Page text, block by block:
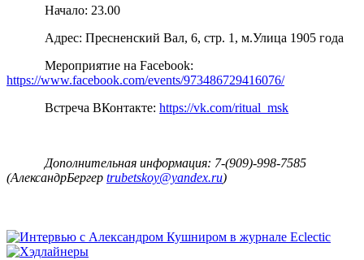
Начало: 23.00
Адрес: Пресненский Вал, 6, стр. 1, м.Улица 1905 года
Мероприятие наFacebook:
https://www.facebook.com/events/973486729416076/
Встреча ВКонтакте:https://vk.com/ritual_msk
Дополнительная информация: 7-(909)-998-7585
(АлександрБергер trubetskoy@yandex.ru)